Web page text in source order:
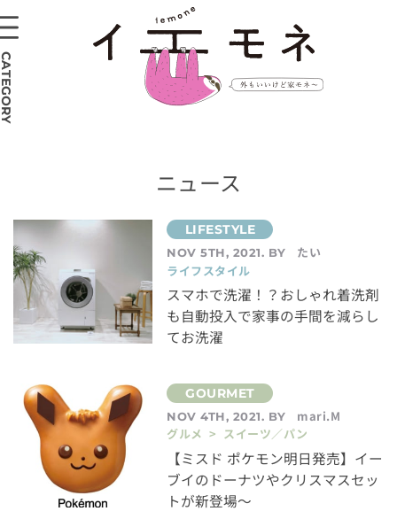
ニュース
NOV 5TH, 2021. BY
たい
ライフスタイル
スマホで洗濯！？おしゃれ着洗剤
も自動投入で家事の手間を減らし
てお洗濯
NOV 4TH, 2021. BY
mari.M
グルメ > スイーツ／パン
【ミスド ポケモン明日発売】イー
ブイのドーナツやクリスマスセッ
トが新登場～